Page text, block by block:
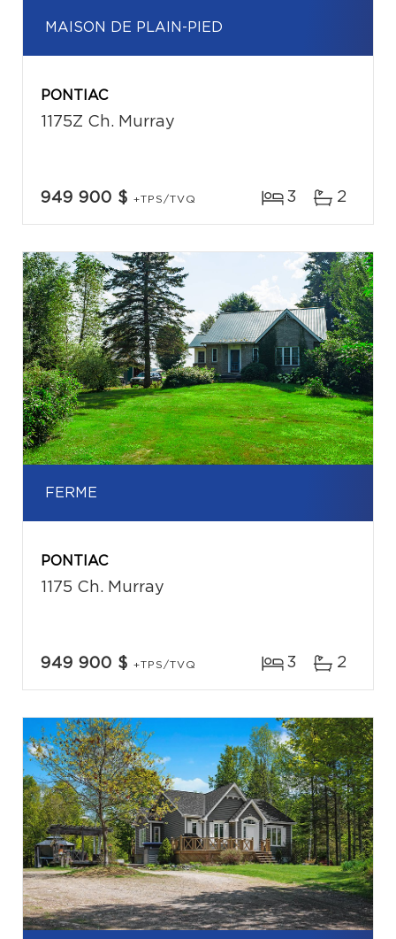
MAISON DE PLAIN-PIED
PONTIAC
1175Z Ch. Murray
949 900 $ +TPS/TVQ 3 2
FERME
PONTIAC
1175 Ch. Murray
949 900 $ +TPS/TVQ 3 2